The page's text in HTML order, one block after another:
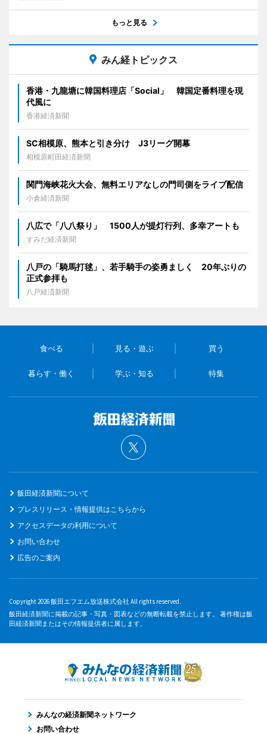
もっと見る
みん経トピックス
香港・九龍塘に韓国料理店「Social」 韓国定番料理を現
代風に
香港経済新聞
SC相模原、熊本と引き分け J3リーグ開幕
相模原町田経済新聞
関門海峡花火大会、無料エリアなしの門司側をライブ配信
小倉経済新聞
八広で「八八祭り」 1500人が提灯行列、多幸アートも
すみだ経済新聞
八戸の「騎馬打毬」、若手騎手の姿勇ましく 20年ぶりの
正式参拝も
八戸経済新聞
食べる 見る・遊ぶ 買う
暮らす・働く 学ぶ・知る 特集
飯田経済新聞について
プレスリリース・情報提供はこちらから
アクセスデータの利用について
お問い合わせ
広告のご案内
Copyright 2026 飯田エフエム放送株式会社 All rights reserved.
飯田経済新聞に掲載の記事・写真・図表などの無断転載を禁止します。 著作権は飯
田経済新聞またはその情報提供者に属します。
みんなの経済新聞ネットワーク
お問い合わせ